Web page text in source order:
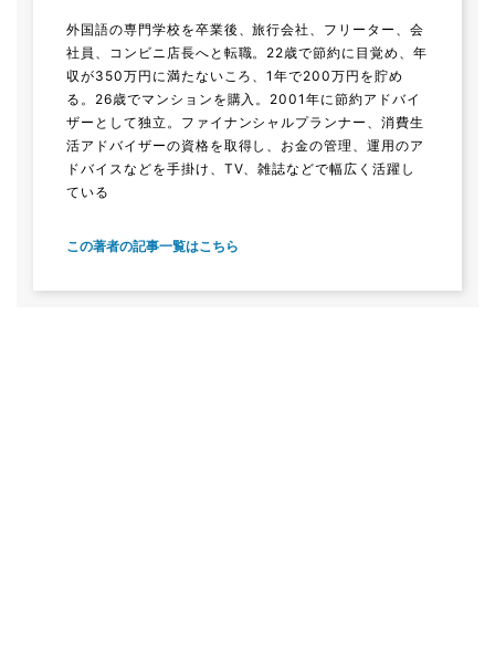
外国語の専門学校を卒業後、旅行会社、フリーター、会
社員、コンビニ店長へと転職。22歳で節約に目覚め、年
収が350万円に満たないころ、1年で200万円を貯め
る。26歳でマンションを購入。2001年に節約アドバイ
ザーとして独立。ファイナンシャルプランナー、消費生
活アドバイザーの資格を取得し、お金の管理、運用のア
ドバイスなどを手掛け、TV、雑誌などで幅広く活躍し
ている
この著者の記事一覧はこちら